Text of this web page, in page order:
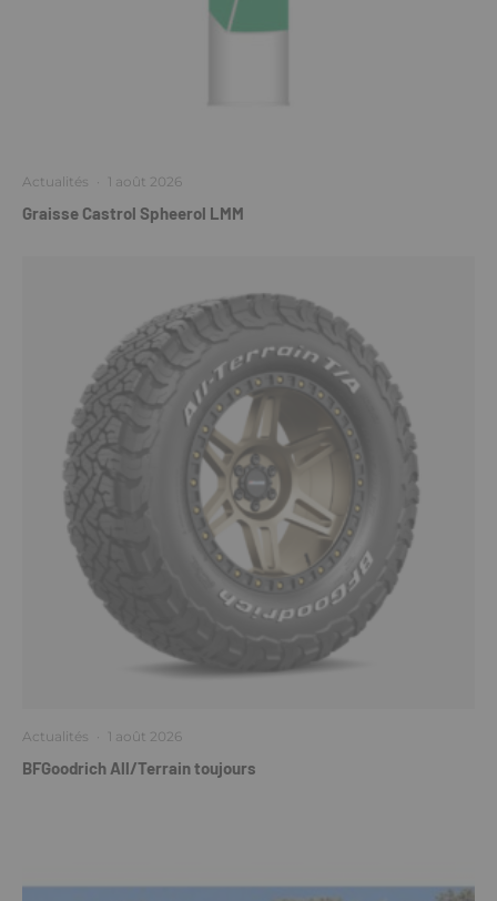
Actualités · 1 août 2026
Graisse Castrol Spheerol LMM
Actualités · 1 août 2026
BFGoodrich All/Terrain toujours